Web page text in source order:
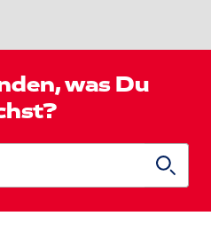
was Du